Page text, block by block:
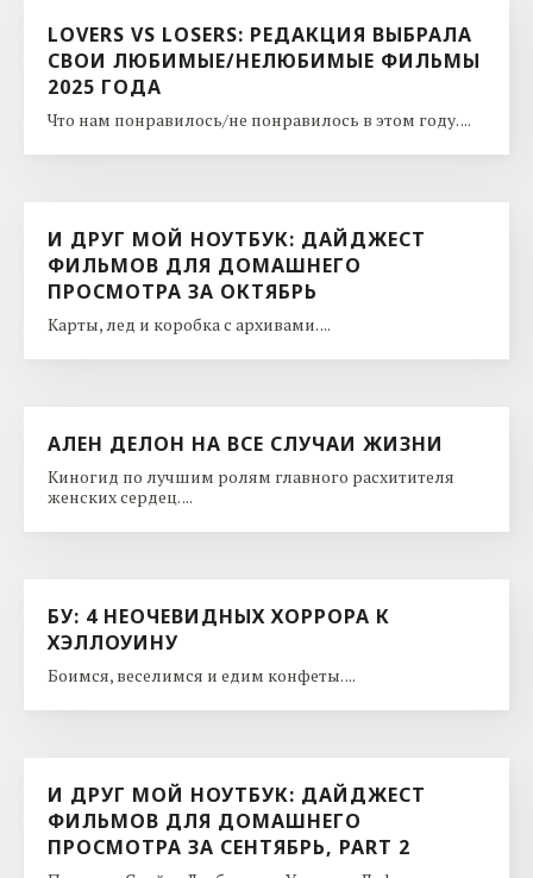
LOVERS VS LOSERS: РЕДАКЦИЯ ВЫБРАЛА
СВОИ ЛЮБИМЫЕ/НЕЛЮБИМЫЕ ФИЛЬМЫ
2025 ГОДА
Что нам понравилось/не понравилось в этом году. ...
И ДРУГ МОЙ НОУТБУК: ДАЙДЖЕСТ
ФИЛЬМОВ ДЛЯ ДОМАШНЕГО
ПРОСМОТРА ЗА ОКТЯБРЬ
Карты, лед и коробка с архивами. ...
АЛЕН ДЕЛОН НА ВСЕ СЛУЧАИ ЖИЗНИ
Киногид по лучшим ролям главного расхитителя
женских сердец. ...
БУ: 4 НЕОЧЕВИДНЫХ ХОРРОРА К
ХЭЛЛОУИНУ
Боимся, веселимся и едим конфеты. ...
И ДРУГ МОЙ НОУТБУК: ДАЙДЖЕСТ
ФИЛЬМОВ ДЛЯ ДОМАШНЕГО
ПРОСМОТРА ЗА СЕНТЯБРЬ, PART 2